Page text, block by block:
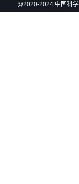
@2020-2024 中国科